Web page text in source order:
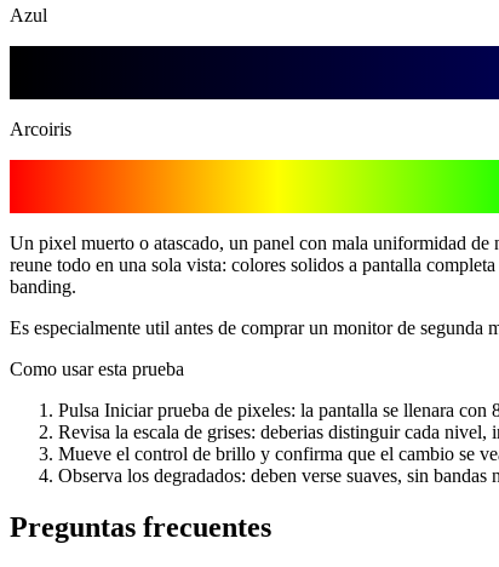
Azul
Arcoiris
Un pixel muerto o atascado, un panel con mala uniformidad de
reune todo en una sola vista: colores solidos a pantalla
banding.
Es especialmente util antes de comprar un monitor de
Como usar esta prueba
Pulsa Iniciar prueba de pixeles: la pantalla se llenara
Revisa la escala de grises: deberias distinguir cada
Mueve el control de brillo y confirma que el cambio se
Observa los degradados: deben verse suaves, sin bandas
Preguntas frecuentes